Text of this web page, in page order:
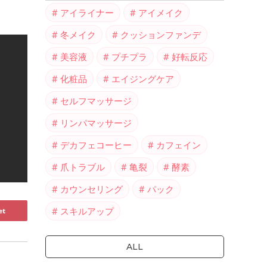
アイライナー
アイメイク
冬メイク
クッションファンデ
美容液
プチプラ
好転反応
化粧品
エイジングケア
セルフマッサージ
リンパマッサージ
デカフェコーヒー
カフェイン
爪トラブル
亀裂
酵素
カウンセリング
パック
スキルアップ
ALL